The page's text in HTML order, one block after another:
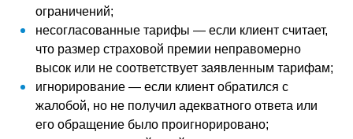
ограничений;
несогласованные тарифы — если клиент считает,
что размер страховой премии неправомерно
высок или не соответствует заявленным тарифам;
игнорирование — если клиент обратился с
жалобой, но не получил адекватного ответа или
его обращение было проигнорировано;